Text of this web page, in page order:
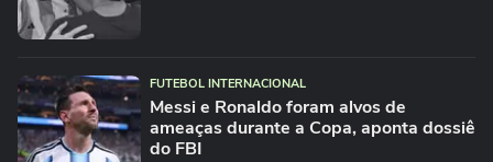
FUTEBOL INTERNACIONAL
Messi e Ronaldo foram alvos de
ameaças durante a Copa, aponta dossiê
do FBI